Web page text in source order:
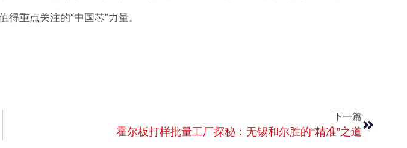
重点关注的“中国芯”力量。
下一篇
霍尔板打样批量工厂探秘：无锡和尔胜的“精准”之道